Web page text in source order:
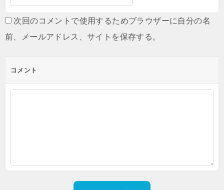
次回のコメントで使用するためブラウザーに自分の名
前、メールアドレス、サイトを保存する。
コメント